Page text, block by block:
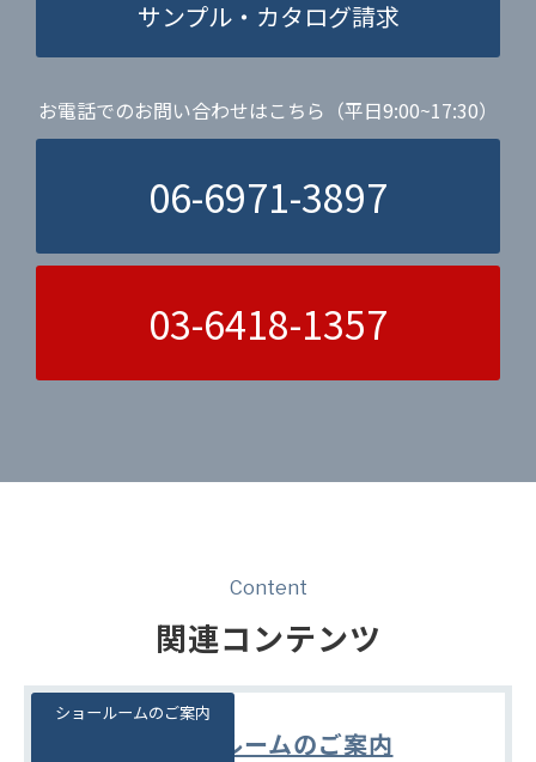
サンプル・カタログ請求
お電話でのお問い合わせはこちら（平日9:00~17:30）
06-6971-3897
03-6418-1357
Content
関連コンテンツ
ショールームのご案内
ショールームのご案内